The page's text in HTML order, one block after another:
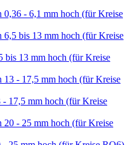
0,36 - 6,1 mm hoch (für Kreise
6,5 bis 13 mm hoch (für Kreise
bis 13 mm hoch (für Kreise
13 - 17,5 mm hoch (für Kreise
- 17,5 mm hoch (für Kreise
20 - 25 mm hoch (für Kreise